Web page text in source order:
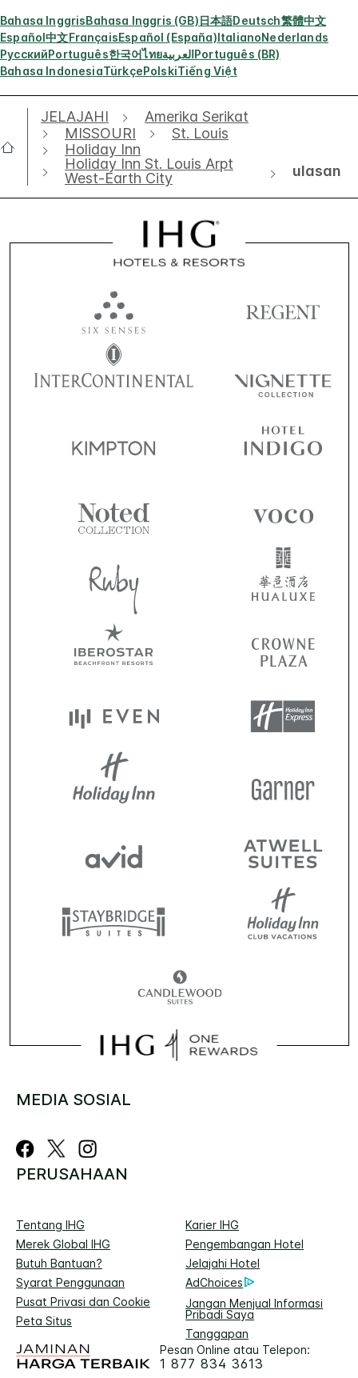
Bahasa InggrisBahasa Inggris (GB)日本語Deutsch繁體中文
Español中文FrançaisEspañol (España)ItalianoNederlands
РусскийPortuguês한국어ไทยالعربيةPortuguês (BR)
Bahasa IndonesiaTürkçePolskiTiếng Việt
JELAJAHI
Amerika Serikat
MISSOURI
St. Louis
Holiday Inn
Holiday Inn St. Louis Arpt
West-Earth City
ulasan
MEDIA SOSIAL
PERUSAHAAN
Tentang IHG
Karier IHG
Merek Global IHG
Pengembangan Hotel
Butuh Bantuan?
Jelajahi Hotel
Syarat Penggunaan
AdChoices
Pusat Privasi dan Cookie
Jangan Menjual Informasi
Pribadi Saya
Peta Situs
Tanggapan
Pesan Online atau Telepon:
1 877 834 3613